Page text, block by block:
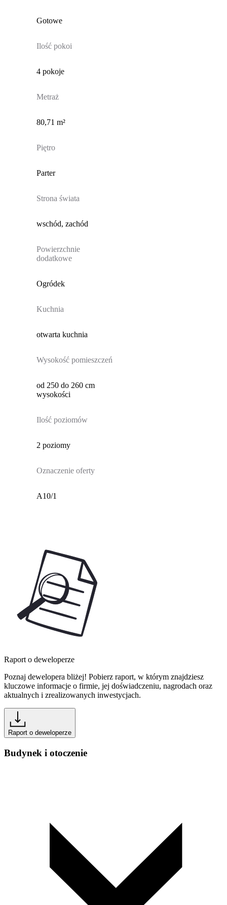
Gotowe
Ilość pokoi
4 pokoje
Metraż
80,71 m²
Piętro
Parter
Strona świata
wschód, zachód
Powierzchnie
dodatkowe
Ogródek
Kuchnia
otwarta kuchnia
Wysokość pomieszczeń
od 250 do 260 cm
wysokości
Ilość poziomów
2 poziomy
Oznaczenie oferty
A10/1
Raport o deweloperze
Poznaj dewelopera bliżej! Pobierz raport, w którym znajdziesz
kluczowe informacje o firmie, jej doświadczeniu, nagrodach oraz
aktualnych i zrealizowanych inwestycjach.
Raport o deweloperze
Budynek i otoczenie